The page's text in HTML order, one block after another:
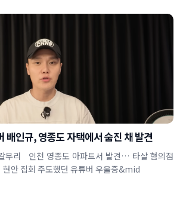
배인규, 영종도 자택에서 숨진 채 발견
무리 인천 영종도 아파트서 발견… 타살 혐의점
현안 집회 주도했던 유튜버 우울증&mid